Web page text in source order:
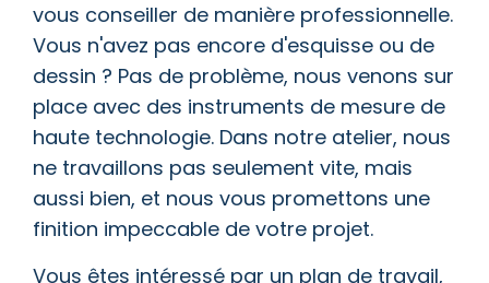
vous conseiller de manière professionnelle.
Vous n'avez pas encore d'esquisse ou de
dessin ? Pas de problème, nous venons sur
place avec des instruments de mesure de
haute technologie. Dans notre atelier, nous
ne travaillons pas seulement vite, mais
aussi bien, et nous vous promettons une
finition impeccable de votre projet.
Vous êtes intéressé par un plan de travail,